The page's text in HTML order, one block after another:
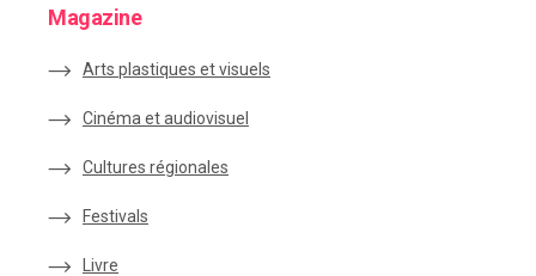
Magazine
Arts plastiques et visuels
Cinéma et audiovisuel
Cultures régionales
Festivals
Livre